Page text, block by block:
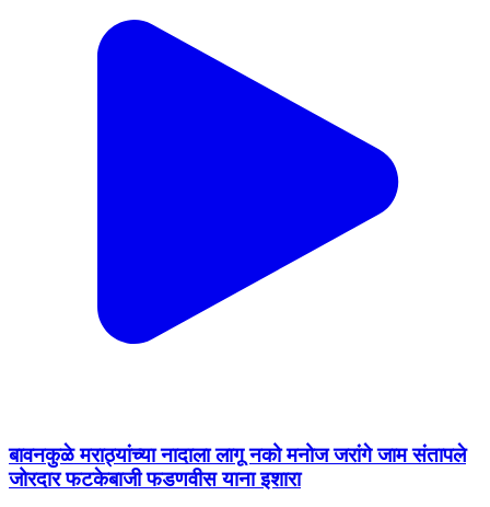
बावनकुळे मराठ्यांच्या नादाला लागू नको मनोज जरांगे जाम संतापले
जोरदार फटकेबाजी फडणवीस याना इशारा